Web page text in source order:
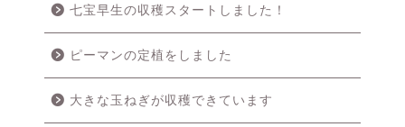
七宝早生の収穫スタートしました！
ピーマンの定植をしました
大きな玉ねぎが収穫できています